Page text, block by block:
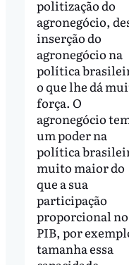
politização do
agronegócio,
inserção do
agronegócio na
política
o que lhe dá
força. O
agronegócio
um poder na
política
muito maior do
que a sua
participação
proporcional no
PIB, por
tamanha essa